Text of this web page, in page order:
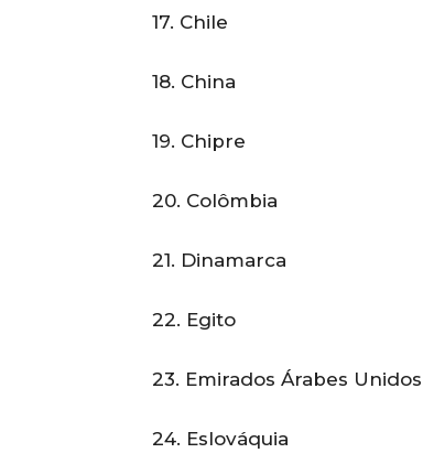
17. Chile
18. China
19. Chipre
20. Colômbia
21. Dinamarca
22. Egito
23. Emirados Árabes Unidos
24. Eslováquia